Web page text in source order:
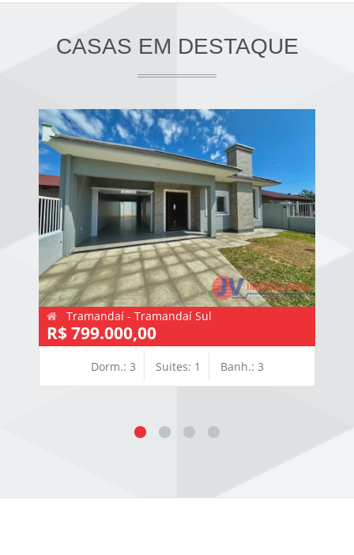
CASAS EM DESTAQUE
Tramandaí - Tramandaí Sul
R$ 799.000,00
Dorm.: 3 Suites: 1 Banh.: 3